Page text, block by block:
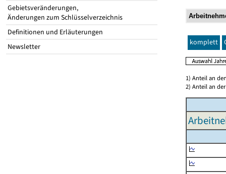
Gebietsveränderungen,
Änderungen zum Schlüsselverzeichnis
Definitionen und Erläuterungen
Newsletter
komplett
1) Anteil an
2) Anteil an